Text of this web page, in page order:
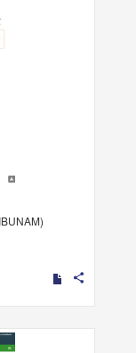
share